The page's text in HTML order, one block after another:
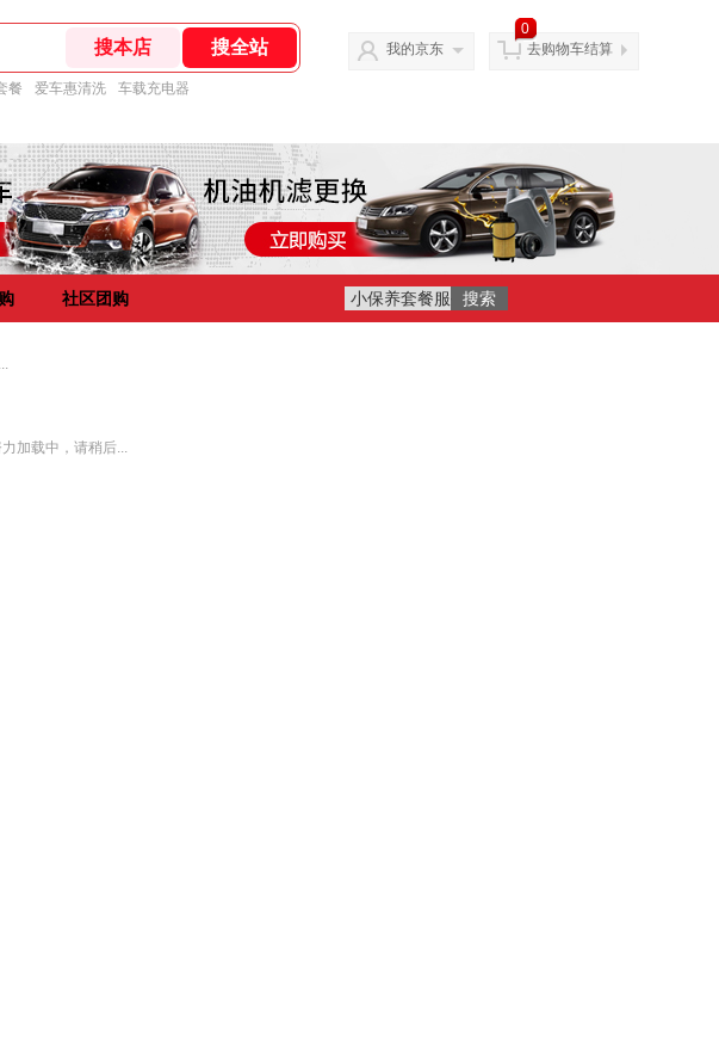
餐 爱车惠清洗 车载充电器
我的京东
0
去购物车结算
社区团购
力加载中，请稍后...